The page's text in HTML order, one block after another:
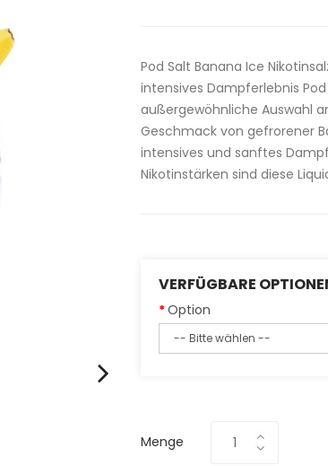
Pod Salt Banana Ice
intensives Dampferlebnis
außergewöhnliche Auswahl
Geschmack von gefrorener
intensives und sanftes
Nikotinstärken sind diese
VERFÜGBARE
Option
Menge